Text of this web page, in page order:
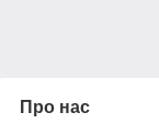
Про нас